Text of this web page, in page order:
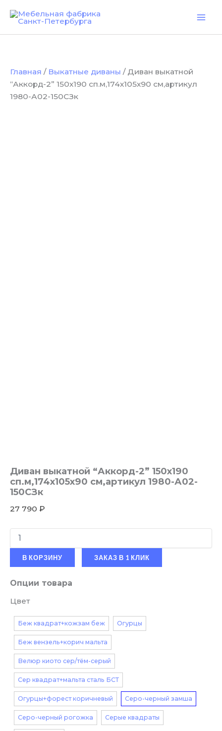
Главная / Выкатные диваны / Диван выкатной
“Аккорд-2” 150х190 сп.м,174х105х90 см,артикул
1980-А02-150СЗк
Диван выкатной “Аккорд-2” 150х190
сп.м,174х105х90 см,артикул 1980-А02-
150СЗк
27 790 ₽
товара
Диван
выкатной
см,артикул
1980-
А02-
В КОРЗИНУ ЗАКАЗ В 1 КЛИК
Опции товара
Цвет
Беж квадрат+кожзам беж Огурцы
Беж вензель+корич мальта
Велюр киото сер/тём-серый
Сер квадрат+мальта сталь БСТ
Огурцы+форест коричневый Серо-черный замша
Серо-черный рогожка Серые квадраты